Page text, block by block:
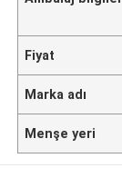
Fiyat
Marka adı
Menşe yeri